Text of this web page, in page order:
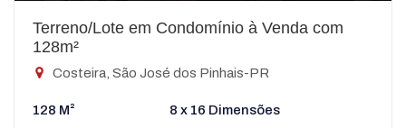
Terreno/Lote em Condomínio à Venda com
128m²
Costeira, São José dos Pinhais-PR
128 M² 8 x 16 Dimensões